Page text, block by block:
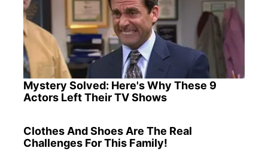
Mystery Solved: Here's Why These 9
Actors Left Their TV Shows
Clothes And Shoes Are The Real
Challenges For This Family!